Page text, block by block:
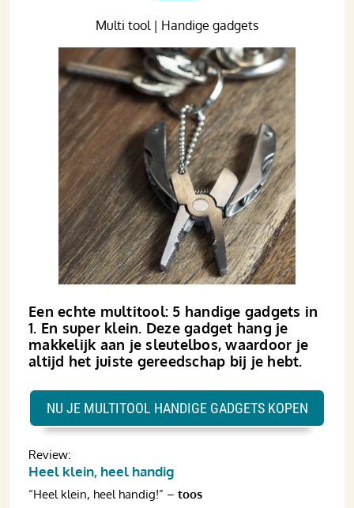
Een echte multitool: 5 handige gadgets in
1. En super klein. Deze gadget hang je
makkelijk aan je sleutelbos, waardoor je
altijd het juiste gereedschap bij je hebt.
Multi tool | Handige gadgets
Review:
Heel klein, heel handig
“Heel klein, heel handig!” – toos
NU JE MULTITOOL HANDIGE GADGETS KOPEN